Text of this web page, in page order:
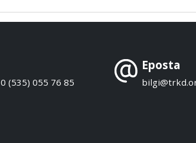
0 (535) 055 76 85
Eposta